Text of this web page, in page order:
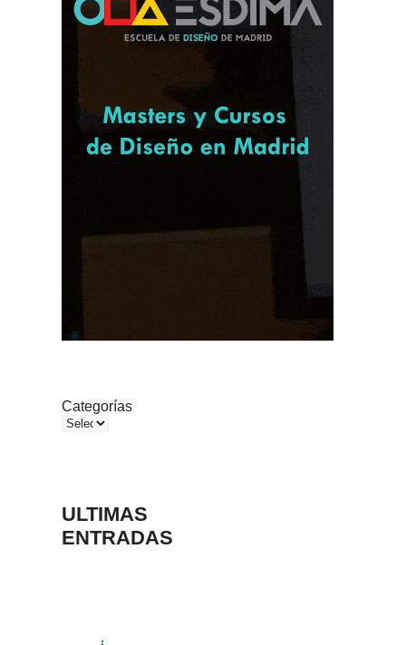
Categorías
ULTIMAS
ENTRADAS